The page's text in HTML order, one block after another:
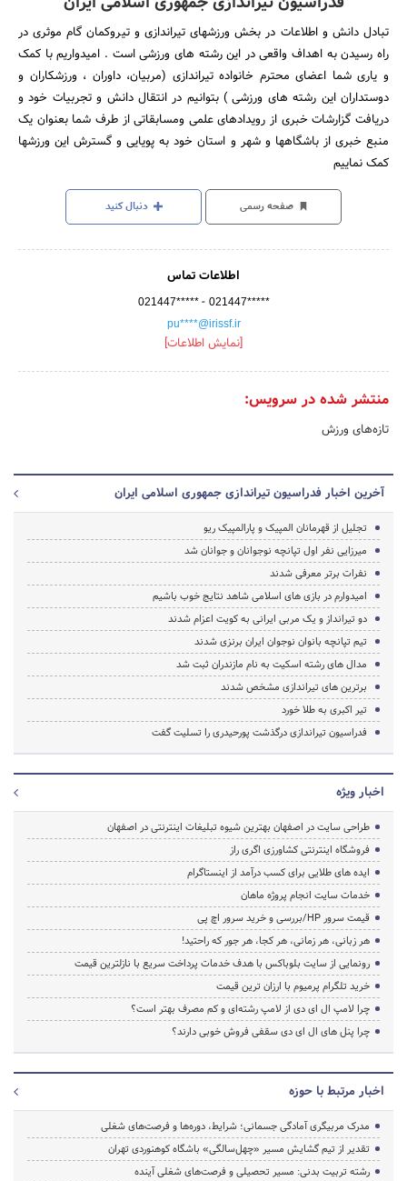
تبادل دانش و اطلاعات در بخش ورزشهای تیراندازی و تیروکمان گام موثری در
راه رسیدن به اهداف واقعی در این رشته های ورزشی است . امیدواریم با کمک
و یاری شما اعضای محترم خانواده تیراندازی (مربیان، داوران ، ورزشکاران و
دوستداران این رشته های ورزشی ) بتوانیم در انتقال دانش و تجربیات خود و
دریافت گزارشات خبری از رویدادهای علمی ومسابقاتی از طرف شما بعنوان یک
منبع خبری از باشگاهها و شهر و استان خود به پویایی و گسترش این ورزشها
کمک نماییم
صفحه رسمی دنبال کنید
اطلاعات تماس
021447***** - 021447*****
pu****@irissf.ir
[نمایش اطلاعات]
منتشر شده در سرویس:
تازه‌های ورزش
آخرین اخبار فدراسیون تیراندازی جمهوری اسلامی ایران
تجلیل از قهرمانان المپیک و پارالمپیک ریو
میرزایی نفر اول تپانچه نوجوانان و جوانان شد
نفرات برتر معرفی شدند
امیدوارم در بازی های اسلامی شاهد نتایج خوب باشیم
دو تیرانداز و یک مربی ایرانی به کویت اعزام شدند
تیم تپانچه بانوان نوجوان ایران برنزی شدند
مدال های رشته اسکیت به نام مازندران ثبت شد
برترین های تیراندازی مشخص شدند
تیر اکبری به طلا خورد
فدراسیون تیراندازی درگذشت پورحیدری را تسلیت گفت
اخبار ویژه
طراحی سایت در اصفهان بهترین شیوه تبلیغات اینترنتی در اصفهان
فروشگاه اینترنتی کشاورزی اگری راز
ایده های طلایی برای کسب درآمد از اینستاگرام
خدمات سایت انجام پروژه ماهان
قیمت سرور HP/بررسی و خرید سرور اچ پی
هر زبانی، هر زمانی، هر کجا، هر جور که راحتید!
رونمایی از سایت بلوباکس با هدف خدمات پرداخت سریع با نازلترین قیمت
خرید تلگرام پرمیوم با ارزان ترین قیمت
چرا لامپ ال ای دی از لامپ رشته‌ای و کم مصرف بهتر است؟
چرا پنل های ال ای دی سقفی فروش خوبی دارند؟
اخبار مرتبط با حوزه
مدرک مربیگری آمادگی جسمانی؛ شرایط، دوره‌ها و فرصت‌های شغلی
تقدیر از تیم گشایش مسیر «چهل‌سالگی» باشگاه کوهنوردی تهران
رشته تربیت بدنی: مسیر تحصیلی و فرصت‌های شغلی آینده